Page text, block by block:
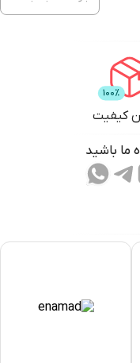
کیفیت
ما باشید